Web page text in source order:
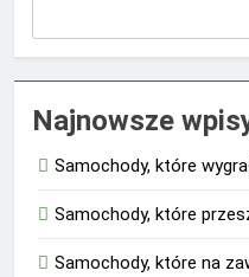
Najnowsze
Samochody, które
Samochody, które
Samochody, które na